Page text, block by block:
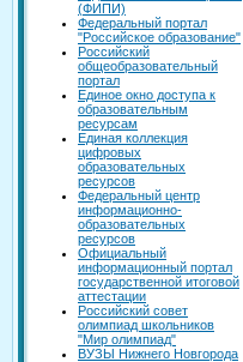
(ФИПИ)
Федеральный портал
"Российское образование"
Российский
общеобразовательный
портал
Единое окно доступа к
образовательным
ресурсам
Единая коллекция
цифровых
образовательных
ресурсов
Федеральный центр
информационно-
образовательных
ресурсов
Официальный
информационный портал
государственной итоговой
аттестации
Российский совет
олимпиад школьников
"Мир олимпиад"
ВУЗЫ Нижнего Новгорода